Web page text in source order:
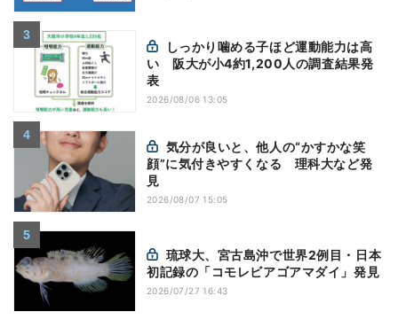
い 阪大が小4約1,200人の調査結果発
表
2026/08/06 13:05
顔”に気付きやすくなる 理科大など発
見
2026/08/07 15:05
初記録の「コモレビアゴアマダイ」発見
2026/07/27 16:43